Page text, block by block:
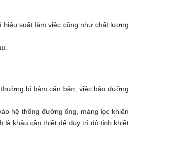
suất làm việc cũng như chất lượng
bị bám cặn bản, việc bảo dưỡng
hệ thống đường ống, màng lọc khiến
là khâu cần thiết để duy trì độ tinh khiết